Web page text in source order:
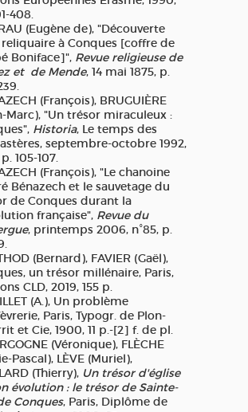
408.
(Eugène de), "Découverte
à Conques [coffre de
Boniface]", Revue religieuse de
et de Mende, 14 mai 1875, p.
(François), BRUGUIÈRE
Marc), "Un trésor miraculeux :
Historia, Le temps des
septembre-octobre 1992,
p. 105-107.
(François), "Le chanoine
Bénazech et le sauvetage du
de Conques durant la
française", Revue du
, printemps 2006, n°85, p.
(Bernard), FAVIER (Gaël),
un trésor millénaire, Paris,
CLD, 2019, 155 p.
(A.), Un problème
Paris, Typogr. de Plon-
et Cie, 1900, 11 p.-[2] f. de pl.
(Véronique), FLÈCHE
Pascal), LÈVE (Muriel),
(Thierry), Un trésor d'église
évolution : le trésor de Sainte-
Conques, Paris, Diplôme de